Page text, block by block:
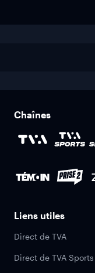
Chaînes
Liens utiles
Direct de TVA
Direct de TVA Sports